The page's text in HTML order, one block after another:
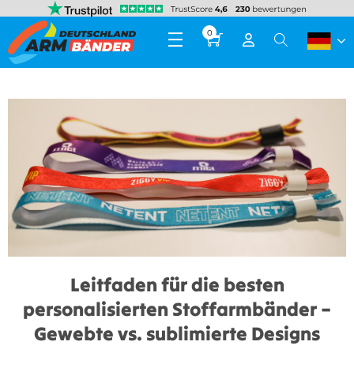
0
Leitfaden für die besten
personalisierten Stoffarmbänder –
Gewebte vs. sublimierte Designs